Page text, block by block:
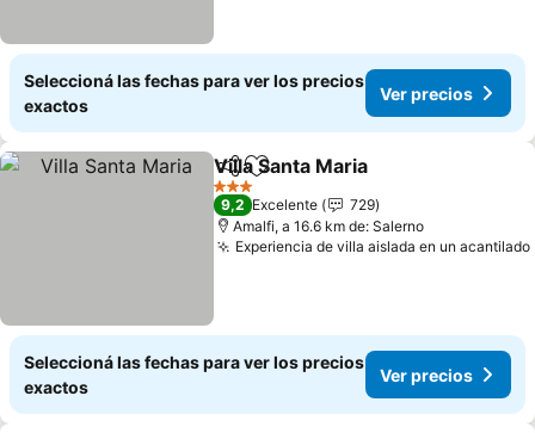
Seleccioná las fechas para ver los precios
exactos
Ver precios
CompartirAñadir a favoritos
Villa Santa Maria
3 Estrellas
9,2 Excelente
729
Amalfi, a 16.6 km de: Salerno
Experiencia de villa aislada en un acantilado
Seleccioná las fechas para ver los precios
exactos
Ver precios